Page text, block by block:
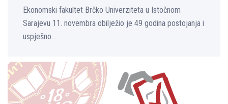
Ekonomski fakultet Brčko Univerziteta u Istočnom
Sarajevu 11. novembra obilјežio je 49 godina postojanja i
uspješno...